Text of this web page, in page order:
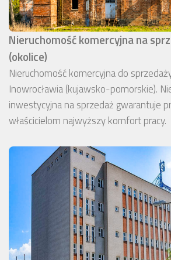
Nieruchomość komercyjna na
(okolice)
Nieruchomość komercyjna do
Inowrocławia (kujawsko-pomorskie).
inwestycyjna na sprzedaż gwarantuje
właścicielom najwyższy komfort pracy.